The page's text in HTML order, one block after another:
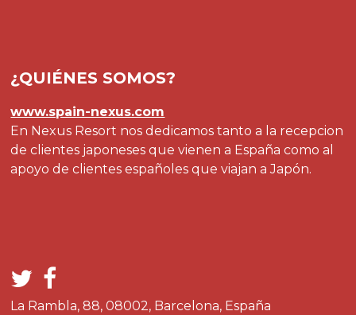
¿QUIÉNES SOMOS?
www.spain-nexus.com
En Nexus Resort nos dedicamos tanto a la recepcion
de clientes japoneses que vienen a España como al
apoyo de clientes españoles que viajan a Japón.
La Rambla, 88, 08002, Barcelona, España